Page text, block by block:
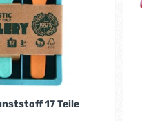
17 Teile